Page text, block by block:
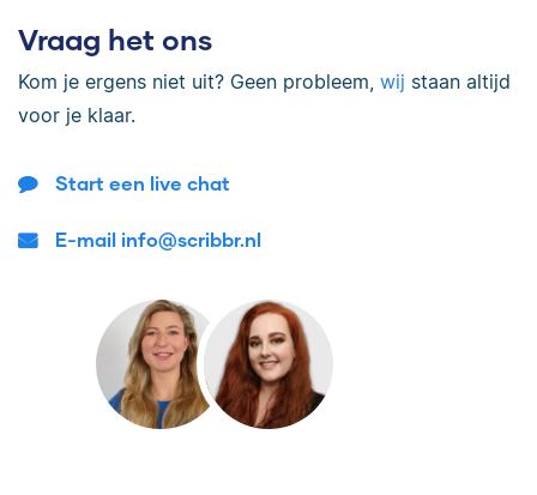
Vraag het ons
Kom je ergens niet uit? Geen probleem, wij staan altijd
voor je klaar.
Start een live chat
E-mail info@scribbr.nl